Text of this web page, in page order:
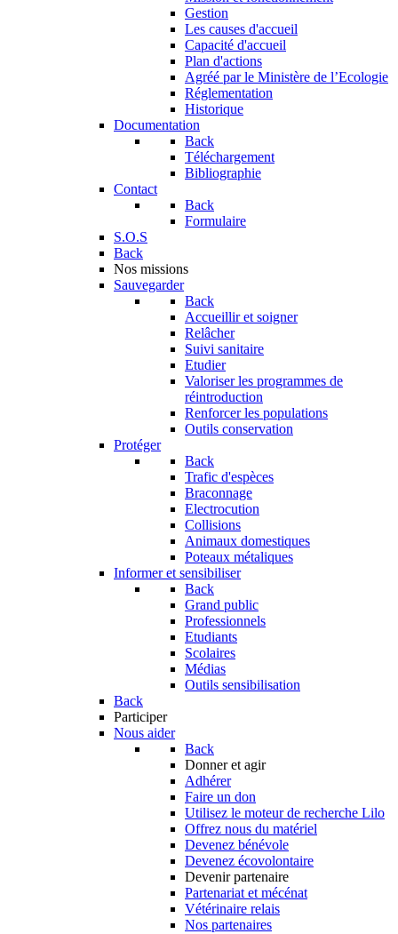
Gestion
Les causes d'accueil
Capacité d'accueil
Plan d'actions
Agréé par le Ministère de l’Ecologie
Réglementation
Historique
Documentation
Back
Téléchargement
Bibliographie
Contact
Back
Formulaire
S.O.S
Back
Nos missions
Sauvegarder
Back
Accueillir et soigner
Relâcher
Suivi sanitaire
Etudier
Valoriser les programmes de
réintroduction
Renforcer les populations
Outils conservation
Protéger
Back
Trafic d'espèces
Braconnage
Electrocution
Collisions
Animaux domestiques
Poteaux métaliques
Informer et sensibiliser
Back
Grand public
Professionnels
Etudiants
Scolaires
Médias
Outils sensibilisation
Back
Participer
Nous aider
Back
Donner et agir
Adhérer
Faire un don
Utilisez le moteur de recherche Lilo
Offrez nous du matériel
Devenez bénévole
Devenez écovolontaire
Devenir partenaire
Partenariat et mécénat
Vétérinaire relais
Nos partenaires